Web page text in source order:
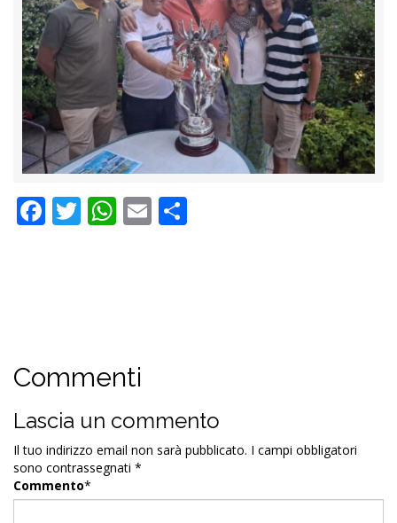
Facebook
Twitter
WhatsApp
Email
Commenti
Lascia un commento
Il tuo indirizzo email non sarà pubblicato. I campi obbligatori
sono contrassegnati *
Commento*